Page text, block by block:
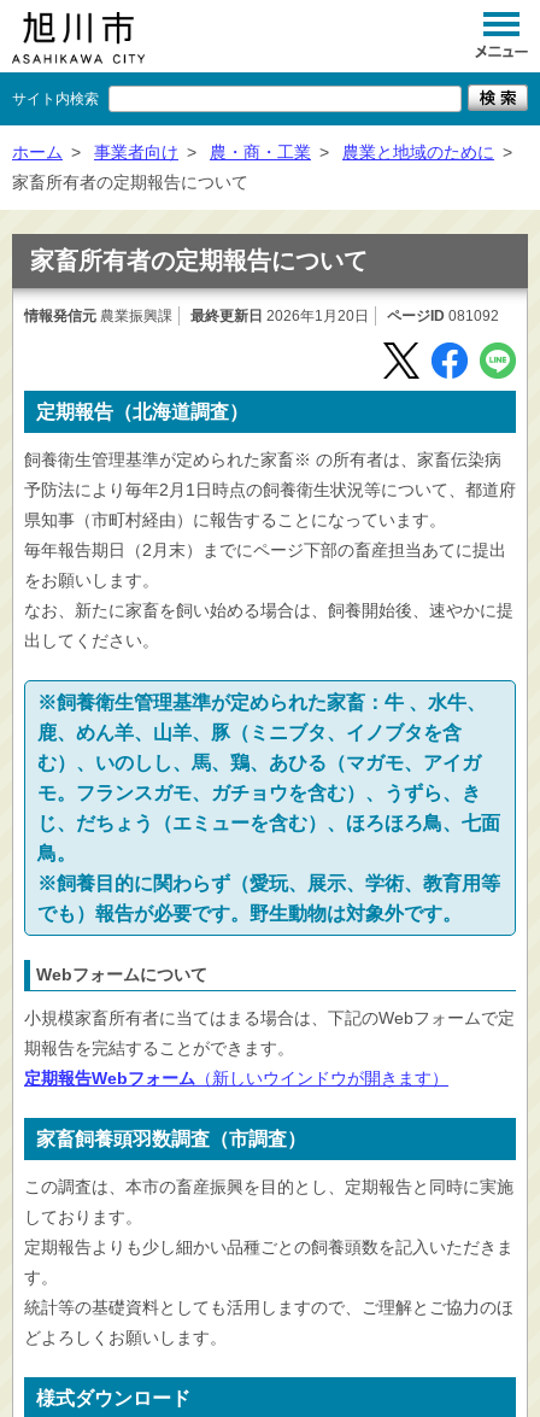
サイト内検索
くらし
観光
事業者向け
市政情報
× 閉じる
ホーム > 事業者向け > 農・商・工業 > 農業と地域のために >
家畜所有者の定期報告について
家畜所有者の定期報告について
情報発信元 農業振興課 最終更新日 2026年1月20日 ページID 081092
定期報告（北海道調査）
飼養衛生管理基準が定められた家畜※ の所有者は、家畜伝染病
予防法により毎年2月1日時点の飼養衛生状況等について、都道府
県知事（市町村経由）に報告することになっています。
毎年報告期日（2月末）までにページ下部の畜産担当あてに提出
をお願いします。
なお、新たに家畜を飼い始める場合は、飼養開始後、速やかに提
出してください。
※飼養衛生管理基準が定められた家畜：牛 、水牛、
鹿、めん羊、山羊、豚（ミニブタ、イノブタを含
む）、いのしし、馬、鶏、あひる（マガモ、アイガ
モ。フランスガモ、ガチョウを含む）、うずら、き
じ、だちょう（エミューを含む）、ほろほろ鳥、七面
鳥。
※飼養目的に関わらず（愛玩、展示、学術、教育用等
でも）報告が必要です。野生動物は対象外です。
Webフォームについて
小規模家畜所有者に当てはまる場合は、下記のWebフォームで定
期報告を完結することができます。
定期報告Webフォーム （新しいウインドウが開きます）
家畜飼養頭羽数調査（市調査）
この調査は、本市の畜産振興を目的とし、定期報告と同時に実施
しております。
定期報告よりも少し細かい品種ごとの飼養頭数を記入いただきま
す。
統計等の基礎資料としても活用しますので、ご理解とご協力のほ
どよろしくお願いします。
様式ダウンロード